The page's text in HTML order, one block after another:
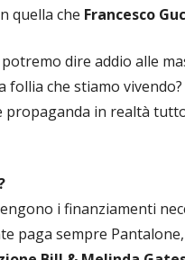
quella che Francesco
dire addio alle
follia che stiamo
propaganda in realtà
i finanziamenti
paga sempre